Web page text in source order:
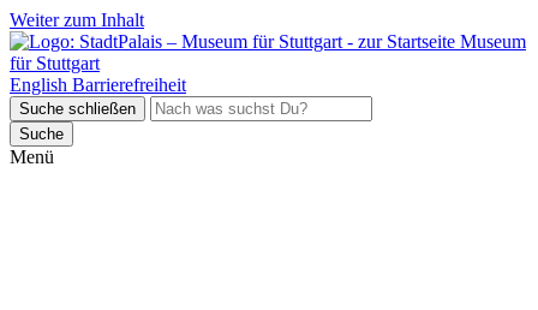
Weiter zum Inhalt
Museum
für Stuttgart
English Barrierefreiheit
Suche schließen
Suche
Menü